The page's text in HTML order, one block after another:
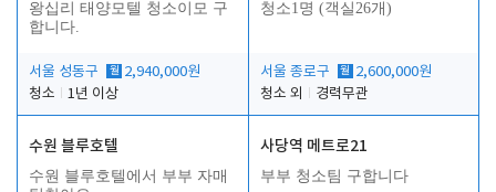
왕십리 태양모텔 청소이모 구
합니다.
서울 성동구 월 2,940,000원
청소
1년 이상
청소1명 (객실26개)
서울 종로구 월 2,600,000원
청소 외
경력무관
수원 블루호텔
수원 블루호텔에서 부부 자매
사당역 메트로21
부부 청소팀 구합니다